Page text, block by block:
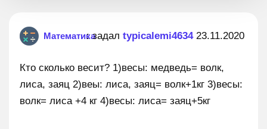
Математика: задал typicalemi463423.11.2020
Кто сколько весит? 1)весы: медведь= волк,
лиса, заяц 2)веы: лиса, заяц= волк+1кг 3)весы:
волк= лиса +4 кг 4)весы: лиса= заяц+5кг